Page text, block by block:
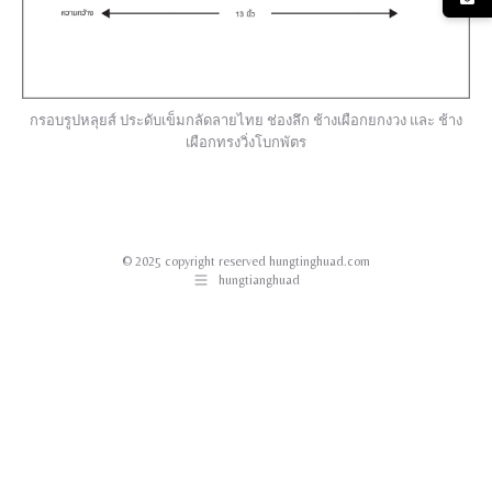
กรอบรูปหลุยส์ ประดับเข็มกลัดลายไทย ช่องลึก ช้างเผือกยกงวง และ ช้าง
เผือกทรงวิ่งโบกพัตร
© 2025 copyright reserved hungtinghuad.com
hungtianghuad